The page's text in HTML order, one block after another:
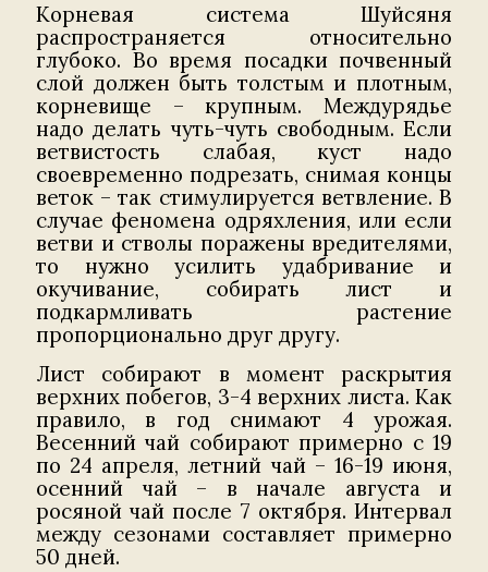
Корневая система Шуйсяня
распространяется относительно
глубоко. Во время посадки почвенный
слой должен быть толстым и плотным,
корневище – крупным. Междурядье
надо делать чуть-чуть свободным. Если
ветвистость слабая, куст надо
своевременно подрезать, снимая концы
веток – так стимулируется ветвление. В
случае феномена одряхления, или если
ветви и стволы поражены вредителями,
то нужно усилить удабривание и
окучивание, собирать лист и
подкармливать растение
пропорционально друг другу.
Лист собирают в момент раскрытия
верхних побегов, 3-4 верхних листа. Как
правило, в год снимают 4 урожая.
Весенний чай собирают примерно с 19
по 24 апреля, летний чай – 16-19 июня,
осенний чай – в начале августа и
росяной чай после 7 октября. Интервал
между сезонами составляет примерно
50 дней.